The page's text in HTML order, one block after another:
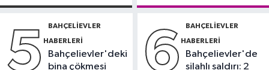
kazaya neden oldu
silahlı kavga
5 BAHÇELIEVLER
HABERLERI
Bahçelievler'deki
bina çökmesi
6 BAHÇELIEVLER
HABERLERI
Bahçelievler'de
silahlı saldırı: 2